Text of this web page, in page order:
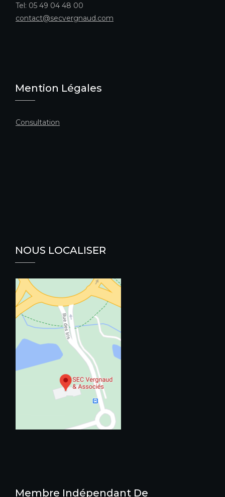
Tel: 05 49 04 48 00
contact@secvergnaud.com
Mention Légales
Consultation
NOUS LOCALISER
Membre Indépendant De